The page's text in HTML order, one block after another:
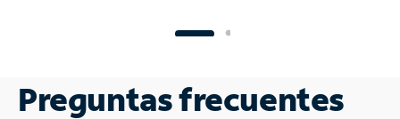
Preguntas frecuentes